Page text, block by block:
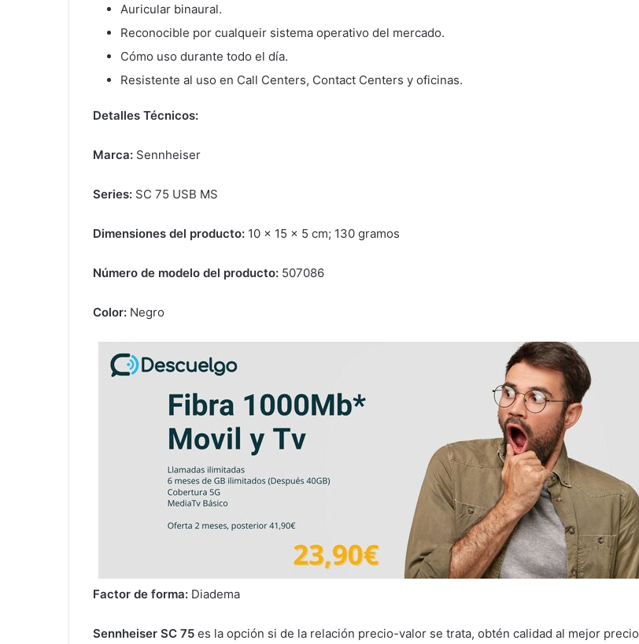
Auricular binaural.
Reconocible por cualqueir sistema operativo del mercado.
Cómo uso durante todo el día.
Resistente al uso en Call Centers, Contact Centers y oficinas.
Detalles Técnicos:
Marca: ‎ Sennheiser
Series: SC 75 USB MS
Dimensiones del producto: 10 x 15 x 5 cm; 130 gramos
Número de modelo del producto: 507086
Color: ‎Negro
Factor de forma: ‎Diadema
Sennheiser SC 75 es la opción si de la relación precio-valor se trata, obtén calidad al mejor precio